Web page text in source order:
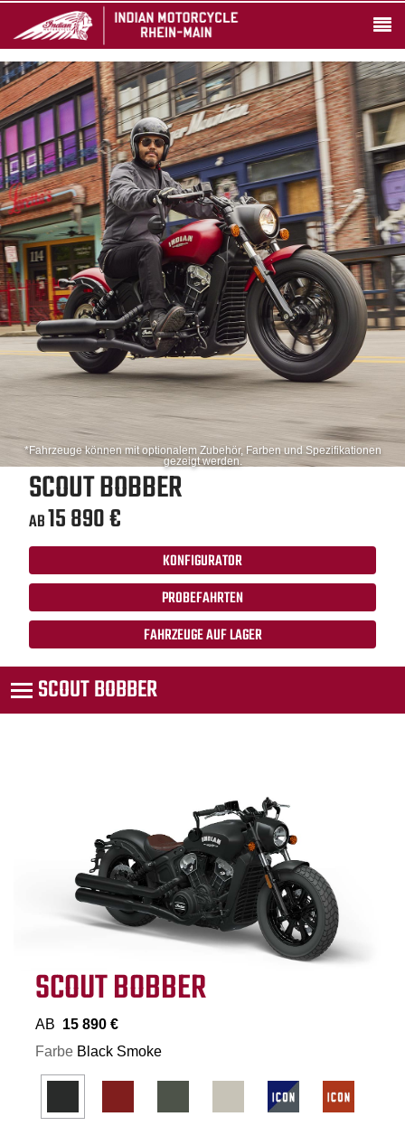
*Fahrzeuge können mit optionalem Zubehör, Farben und Spezifikationen
gezeigt werden.
SCOUT BOBBER
AB15 890 €
KONFIGURATOR
PROBEFAHRTEN
FAHRZEUGE AUF LAGER
SCOUT BOBBER
SCOUT BOBBER
AB 15 890 €
Farbe Black Smoke